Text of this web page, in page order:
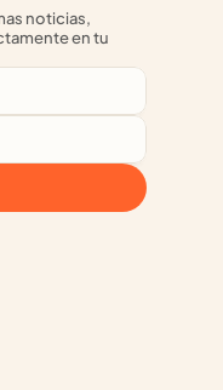
noticias,
en tu